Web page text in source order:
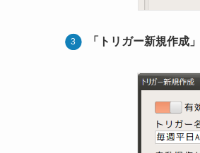
「トリガー新規作成」